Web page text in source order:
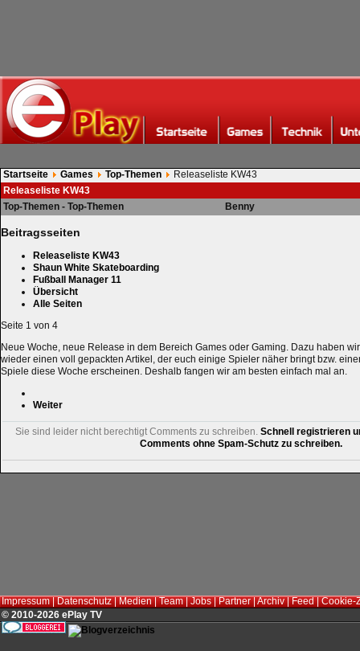
Startseite Games Top-Themen
Releaseliste KW43
Releaseliste KW43
Top-Themen - Top-Themen
Benny
Beitragsseiten
Releaseliste KW43
Shaun White Skateboarding
Fußball Manager 11
Übersicht
Alle Seiten
Seite 1 von 4
Neue Woche, neue Release in dem Bereich Games oder Gaming. Dazu haben
wieder einen voll gepackten Artikel, der euch einige Spieler näher bringt bzw.
Spiele diese Woche erscheinen. Deshalb fangen wir am besten einfach mal an.
Weiter
Sie sind leider nicht berechtigt Comments zu schreiben. Schnell registrieren
Comments ohne Spam-Schutz zu schreiben.
Impressum|Datenschutz|Medien|Team|Jobs|Partner|Archiv|Feed|Cookie-
© 2010-2026 ePlay TV